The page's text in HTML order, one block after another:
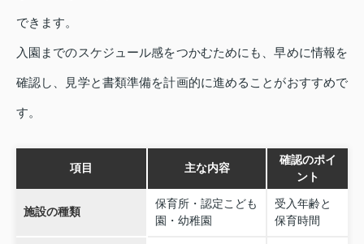
できます。
入園までのスケジュール感をつかむためにも、早めに情報を
確認し、見学と書類準備を計画的に進めることがおすすめで
す。
項目 主な内容
確認のポイ
ント
施設の種類
保育所・認定こども
園・幼稚園
受入年齢と
保育時間